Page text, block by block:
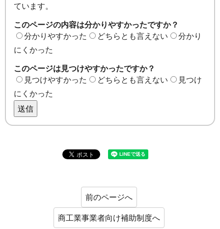
ています。
このページの内容は分かりやすかったですか？
分かりやすかった
どちらとも言えない
分かり
にくかった
このページは見つけやすかったですか？
見つけやすかった
どちらとも言えない
見つけ
にくかった
送信
前のページへ
商工業事業者向け補助制度へ